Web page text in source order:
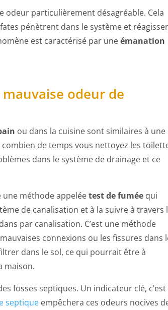
odeur particulièrement désagréable. Cela
pénètrent dans le système et
est caractérisé par uneémanation
odeur de
ou dans la cuisine sont similaires à une
de temps vous nettoyez les
dans le système de drainage et ce
une méthode appeléetest de fumée qui
de canalisation et à la suivre à travers
par canalisation. C’est une méthode
connexions ou les fissures dans
dans le sol, ce qui pourrait être à
maison.
fosses septiques. Un indicateur clé, c’est
septique empêchera ces odeurs nocives